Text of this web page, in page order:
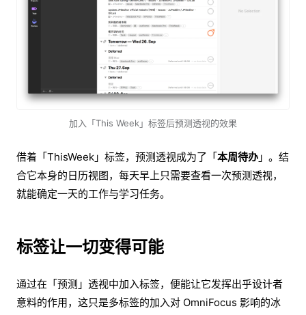
加入「This Week」标签后预测透视的效果
借着「ThisWeek」标签，预测透视成为了「 本周待办 」。结
合它本身的日历视图，每天早上只需要查看一次预测透视，
就能确定一天的工作与学习任务。
标签让一切变得可能
通过在「预测」透视中加入标签，便能让它发挥出乎设计者
意料的作用，这只是多标签的加入对 OmniFocus 影响的冰